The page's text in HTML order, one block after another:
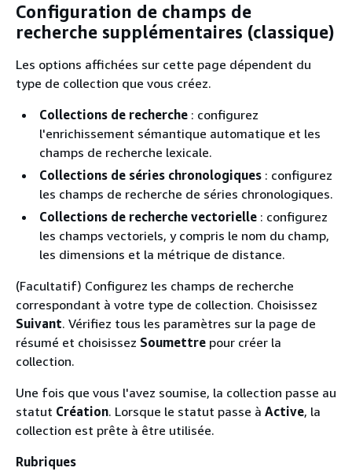
Configuration de champs de
recherche supplémentaires (classique)
Les options affichées sur cette page dépendent du
type de collection que vous créez.
Collections de recherche : configurez
l'enrichissement sémantique automatique et les
champs de recherche lexicale.
Collections de séries chronologiques : configurez
les champs de recherche de séries chronologiques.
Collections de recherche vectorielle : configurez
les champs vectoriels, y compris le nom du champ,
les dimensions et la métrique de distance.
(Facultatif) Configurez les champs de recherche
correspondant à votre type de collection. Choisissez
Suivant. Vérifiez tous les paramètres sur la page de
résumé et choisissez Soumettre pour créer la
collection.
Une fois que vous l'avez soumise, la collection passe au
statut Création. Lorsque le statut passe à Active, la
collection est prête à être utilisée.
Rubriques